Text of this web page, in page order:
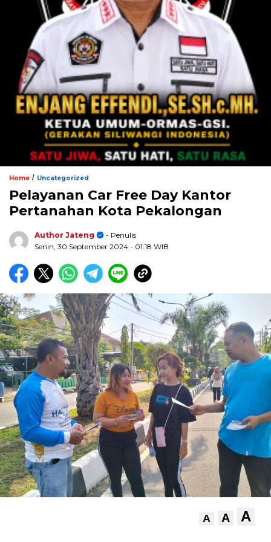
Home / Uncategorized
Pelayanan Car Free Day Kantor
Pertanahan Kota Pekalongan
Author Jateng
- Penulis
Senin, 30 September 2024 - 01:18 WIB
A A A